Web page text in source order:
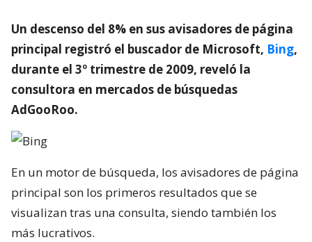
Un descenso del 8% en sus avisadores de página
principal registró el buscador de Microsoft, Bing,
durante el 3º trimestre de 2009, reveló la
consultora en mercados de búsquedas
AdGooRoo.
En un motor de búsqueda, los avisadores de página
principal son los primeros resultados que se
visualizan tras una consulta, siendo también los
más lucrativos.